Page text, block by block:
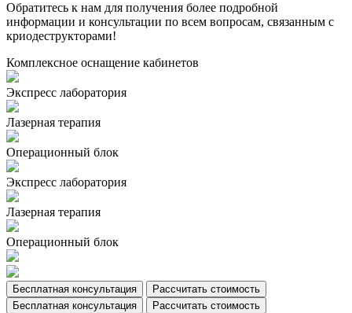
Обратитесь к нам для получения более подробной
информации и консультации по всем вопросам, связанным с
криодеструкторами!
Комплексное оснащение кабинетов
Экспресс лаборатория
Лазерная терапия
Операционный блок
Экспресс лаборатория
Лазерная терапия
Операционный блок
Бесплатная консультация
Рассчитать стоимость
Бесплатная консультация
Рассчитать стоимость